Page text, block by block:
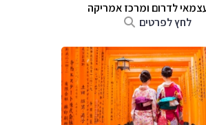
לדרום ומרכז אמריקה
לחץ לפרטים